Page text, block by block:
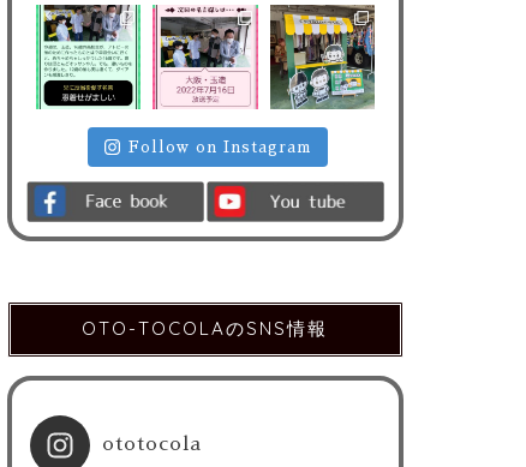
Follow on Instagram
OTO-TOCOLAのSNS情報
ototocola